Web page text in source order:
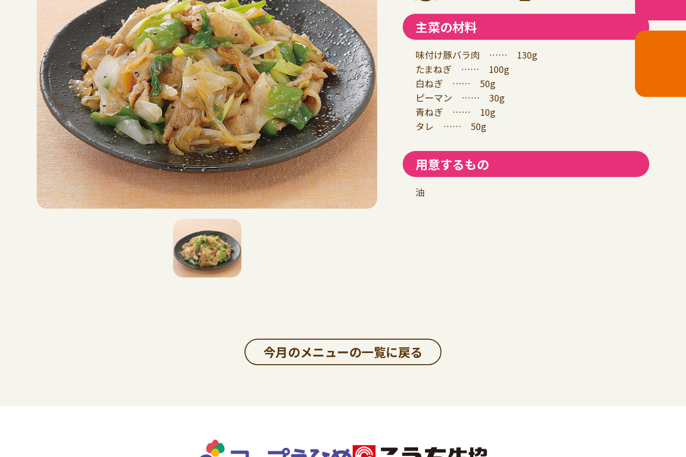
主菜の材料
味付け豚バラ肉 …… 130g
たまねぎ …… 100g
白ねぎ …… 50g
ピーマン …… 30g
青ねぎ …… 10g
タレ …… 50g
用意するもの
油
今月のメニューの一覧に戻る